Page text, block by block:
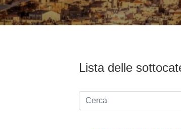
Lista delle